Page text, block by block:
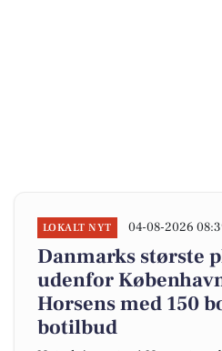
LOKALT NYT 04-08-2026
Danmarks største
udenfor
Horsens med 150
botilbud